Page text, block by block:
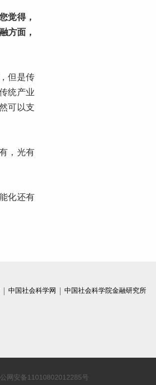
觉得，
方面，
但是传
统产业
可以支
，光有
化还有
中国社会科学网 中国社会科学院金融研究所
网安备11010802012285号